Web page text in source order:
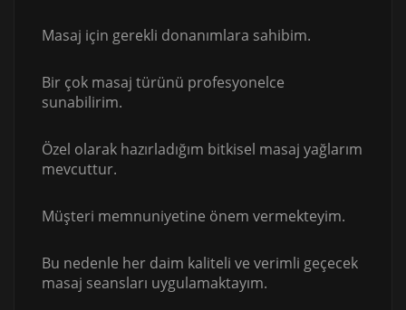
Masaj için gerekli donanımlara sahibim.
Bir çok masaj türünü profesyonelce
sunabilirim.
Özel olarak hazırladığım bitkisel masaj yağlarım
mevcuttur.
Müşteri memnuniyetine önem vermekteyim.
Bu nedenle her daim kaliteli ve verimli geçecek
masaj seansları uygulamaktayım.